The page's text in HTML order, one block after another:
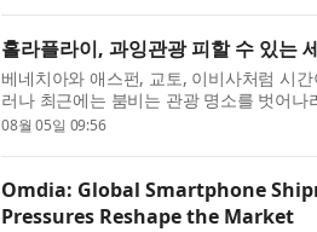
홀라플라이, 과잉관광 피할 수 있는
베네치아와 애스펀, 교토, 이비사처럼 시
러나 최근에는 붐비는 관광 명소를 벗어
행객이 인파와 긴 대기줄, 높은 비용을 피
08월 05일 09:56
Omdia: Global Smartphone
Pressures Reshape the Market